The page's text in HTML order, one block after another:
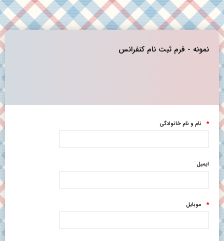
نمونه - فرم ثبت نام کنفرانس
* نام و نام خانوادگی
ایمیل
* موبایل